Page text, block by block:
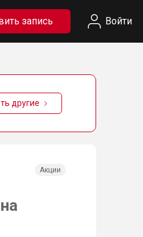
запись Войти
другие
Акции